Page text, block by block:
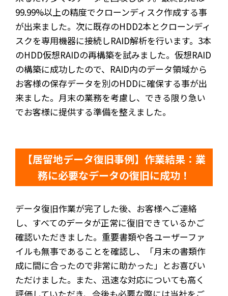
99.99%以上の精度でクローンディスク作成する事
が出来ました。次に既存のHDD2本とクローンディ
スクを専用機器に接続しRAID解析を行います。3本
のHDD仮想RAIDの再構築を試みました。仮想RAID
の構築に成功したので、RAID内のデータ領域から
お客様の保存データを別のHDDに確保する事が出
来ました。月末の業務を考慮し、できる限り急い
でお客様に提供する準備を整えました。
【居留地データ復旧事例】作業結果：業
務に必要なデータの復旧に成功！
データ復旧作業が完了した後、お客様へご連絡
し、すべてのデータが正常に復旧できているかご
確認いただきました。重要書類や各ユーザーファ
イルも無事であることを確認し、「月末の書類作
成に間に合ったので非常に助かった」とお喜びい
ただけました。また、迅速な対応についても高く